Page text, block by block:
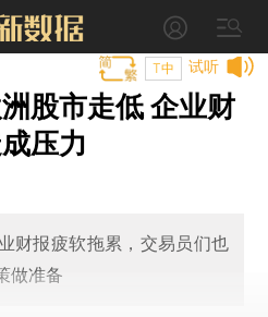
试听
T中
洲股市走低 企业财
压力
财报疲软拖累，交易员们也
做准备